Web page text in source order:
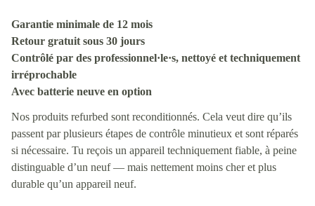
Garantie minimale de 12 mois
Retour gratuit sous 30 jours
Contrôlé par des professionnel·le·s, nettoyé et techniquement
irréprochable
Avec batterie neuve en option
Nos produits refurbed sont reconditionnés. Cela veut dire qu’ils
passent par plusieurs étapes de contrôle minutieux et sont réparés
si nécessaire. Tu reçois un appareil techniquement fiable, à peine
distinguable d’un neuf — mais nettement moins cher et plus
durable qu’un appareil neuf.